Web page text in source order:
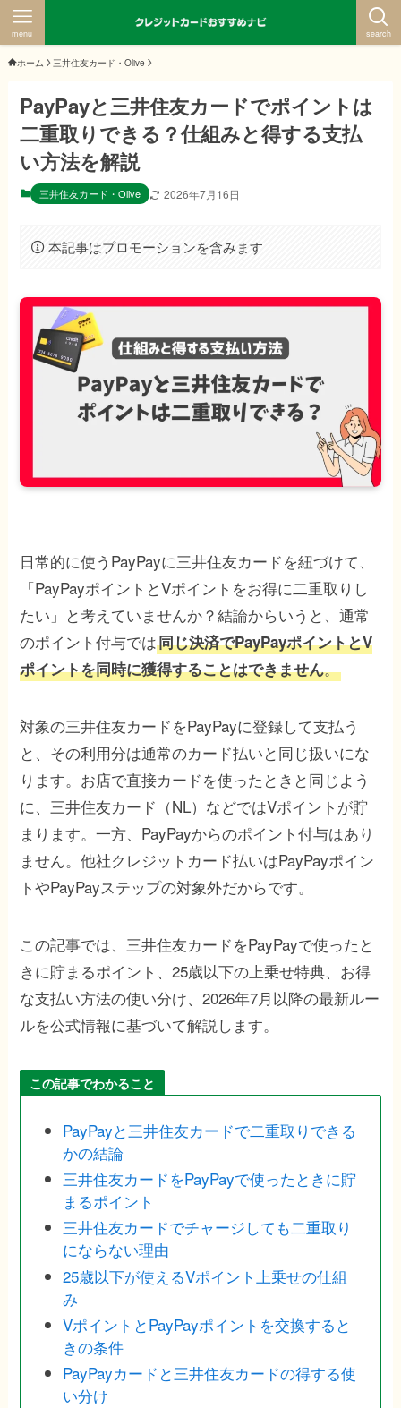
search
menu
ホーム 三井住友カード・Olive
PayPayと三井住友カードでポイントは
二重取りできる？仕組みと得する支払
い方法を解説
三井住友カード・Olive 2026年7月16日
本記事はプロモーションを含みます
日常的に使うPayPayに三井住友カードを紐づけて、
「PayPayポイントとVポイントをお得に二重取りし
たい」と考えていませんか？結論からいうと、通常
のポイント付与では同じ決済でPayPayポイントとV
ポイントを同時に獲得することはできません。
対象の三井住友カードをPayPayに登録して支払う
と、その利用分は通常のカード払いと同じ扱いにな
ります。お店で直接カードを使ったときと同じよう
に、三井住友カード（NL）などではVポイントが貯
まります。一方、PayPayからのポイント付与はあり
ません。他社クレジットカード払いはPayPayポイン
トやPayPayステップの対象外だからです。
この記事では、三井住友カードをPayPayで使ったと
きに貯まるポイント、25歳以下の上乗せ特典、お得
な支払い方法の使い分け、2026年7月以降の最新ルー
ルを公式情報に基づいて解説します。
この記事でわかること
PayPayと三井住友カードで二重取りできる
かの結論
三井住友カードをPayPayで使ったときに貯
まるポイント
三井住友カードでチャージしても二重取り
にならない理由
25歳以下が使えるVポイント上乗せの仕組
み
VポイントとPayPayポイントを交換すると
きの条件
PayPayカードと三井住友カードの得する使
い分け